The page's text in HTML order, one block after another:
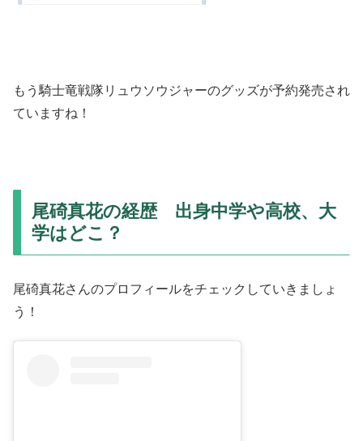
もう騎士竜戦隊リュウソウジャーのグッズが予約発売され
ていますね！
尾碕真花の経歴 出身中学や高校、大
学はどこ？
尾碕真花さんのプロフィールをチェックしていきましょ
う！